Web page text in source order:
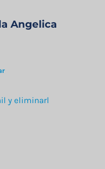
Angelica
y eliminarl